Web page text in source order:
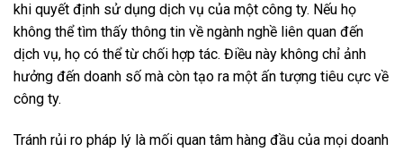
khi quyết định sử dụng dịch vụ của một công ty. Nếu họ
không thể tìm thấy thông tin về ngành nghề liên quan đến
dịch vụ, họ có thể từ chối hợp tác. Điều này không chỉ ảnh
hưởng đến doanh số mà còn tạo ra một ấn tượng tiêu cực về
công ty.
Tránh rủi ro pháp lý là mối quan tâm hàng đầu của mọi doanh